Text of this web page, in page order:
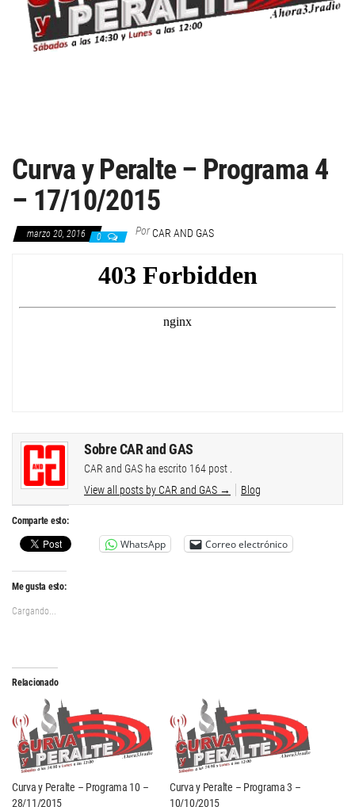
Curva y Peralte – Programa 4
– 17/10/2015
marzo 20, 2016 0 Por CAR AND GAS
Sobre CAR and GAS
CAR and GAS ha escrito 164 post .
View all posts by CAR and GAS → Blog
Comparte esto:
WhatsApp Correo electrónico
Me gusta esto:
Cargando...
Relacionado
Curva y Peralte – Programa 10 –
28/11/2015
Curva y Peralte – Programa 3 –
10/10/2015